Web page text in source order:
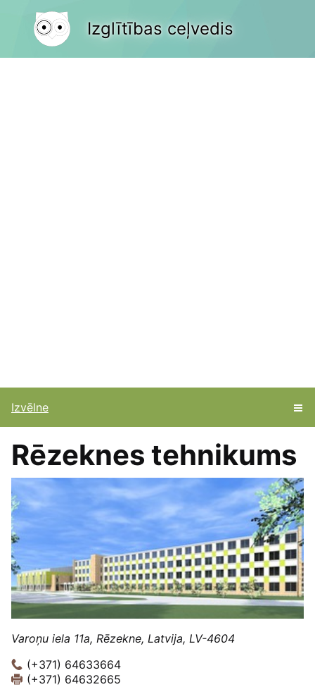
Izglītības ceļvedis
Izvēlne
Rēzeknes tehnikums
Varoņu iela 11a, Rēzekne, Latvija, LV-4604
(+371) 64633664
(+371) 64632665